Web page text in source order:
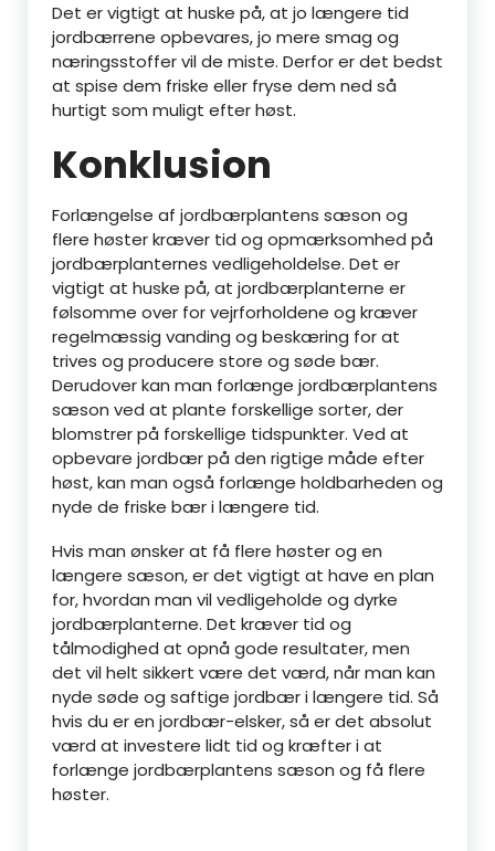
Det er vigtigt at huske på, at jo længere tid
jordbærrene opbevares, jo mere smag og
næringsstoffer vil de miste. Derfor er det bedst
at spise dem friske eller fryse dem ned så
hurtigt som muligt efter høst.
Konklusion
Forlængelse af jordbærplantens sæson og
flere høster kræver tid og opmærksomhed på
jordbærplanternes vedligeholdelse. Det er
vigtigt at huske på, at jordbærplanterne er
følsomme over for vejrforholdene og kræver
regelmæssig vanding og beskæring for at
trives og producere store og søde bær.
Derudover kan man forlænge jordbærplantens
sæson ved at plante forskellige sorter, der
blomstrer på forskellige tidspunkter. Ved at
opbevare jordbær på den rigtige måde efter
høst, kan man også forlænge holdbarheden og
nyde de friske bær i længere tid.
Hvis man ønsker at få flere høster og en
længere sæson, er det vigtigt at have en plan
for, hvordan man vil vedligeholde og dyrke
jordbærplanterne. Det kræver tid og
tålmodighed at opnå gode resultater, men
det vil helt sikkert være det værd, når man kan
nyde søde og saftige jordbær i længere tid. Så
hvis du er en jordbær-elsker, så er det absolut
værd at investere lidt tid og kræfter i at
forlænge jordbærplantens sæson og få flere
høster.